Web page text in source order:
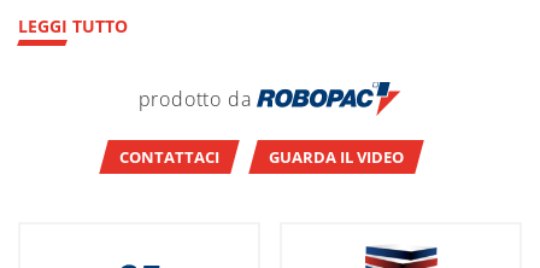
LEGGI TUTTO
prodotto da
CONTATTACI GUARDA IL VIDEO